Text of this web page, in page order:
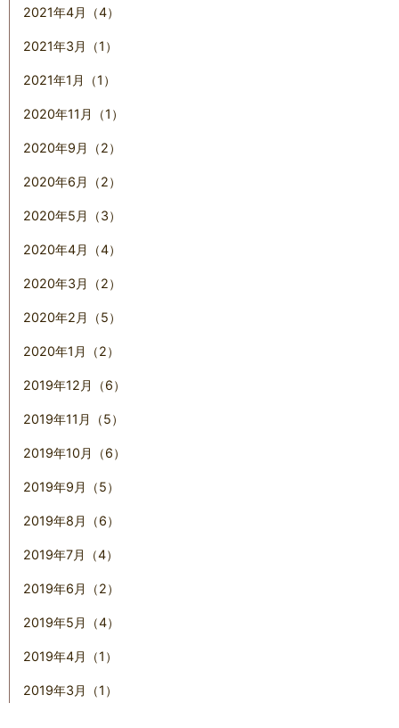
2021年4月（4）
2021年3月（1）
2021年1月（1）
2020年11月（1）
2020年9月（2）
2020年6月（2）
2020年5月（3）
2020年4月（4）
2020年3月（2）
2020年2月（5）
2020年1月（2）
2019年12月（6）
2019年11月（5）
2019年10月（6）
2019年9月（5）
2019年8月（6）
2019年7月（4）
2019年6月（2）
2019年5月（4）
2019年4月（1）
2019年3月（1）